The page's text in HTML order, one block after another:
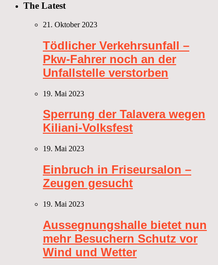
The Latest
21. Oktober 2023
Tödlicher Verkehrsunfall –
Pkw-Fahrer noch an der
Unfallstelle verstorben
19. Mai 2023
Sperrung der Talavera wegen
Kiliani-Volksfest
19. Mai 2023
Einbruch in Friseursalon –
Zeugen gesucht
19. Mai 2023
Aussegnungshalle bietet nun
mehr Besuchern Schutz vor
Wind und Wetter